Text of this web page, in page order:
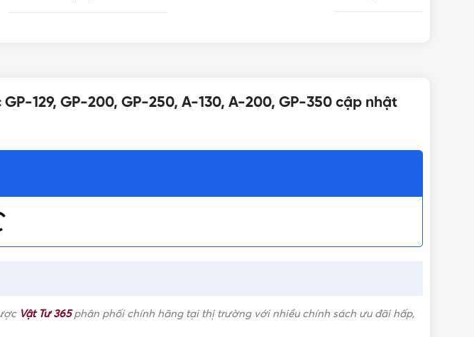
129, GP-200, GP-250, A-130, A-200, GP-350 cập nhật
Vật Tư 365phân phối chính hãng tại thị trường với nhiều chính sách ưu đãi hấp,